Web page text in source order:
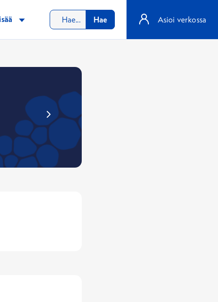
Hae Asioi verkossa